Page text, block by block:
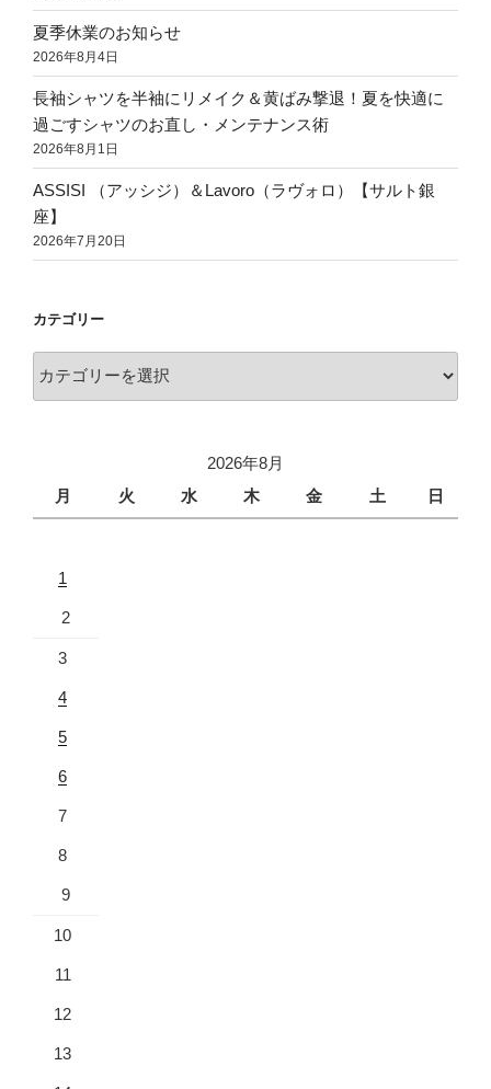
夏季休業のお知らせ
2026年8月4日
長袖シャツを半袖にリメイク＆黄ばみ撃退！夏を快適に
過ごすシャツのお直し・メンテナンス術
2026年8月1日
ASSISI （アッシジ）＆Lavoro（ラヴォロ）【サルト銀
座】
2026年7月20日
カテゴリー
2026年8月
月
火 水 木 金 土 日
1
2
3
4
5
6
7
8
9
10
11
12
13